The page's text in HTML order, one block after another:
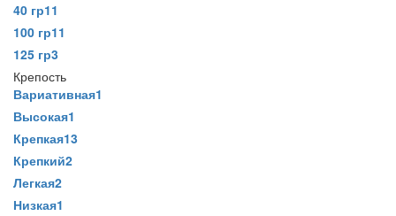
40 гр11
100 гр11
125 гр3
Крепость
Вариативная1
Высокая1
Крепкая13
Крепкий2
Легкая2
Низкая1